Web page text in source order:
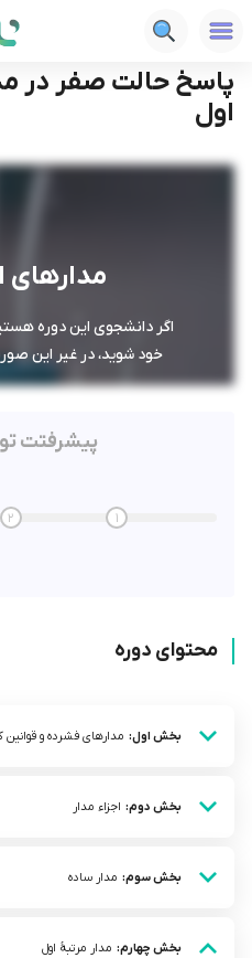
دوره ها فنی‌ومهندسی مدارهای الکتریکی 1
پاسخ حالت صفر در
اول
مدارهای
اگر دانشجوی این دوره
خود شوید، در غیر این
پیشرفتت
1
2
محتوای دوره
بخش اول: مدارهای فشرده و
بخش دوم: اجزاء مدار
بخش سوم: مدار ساده
بخش چهارم: مدار مرتبۀ اول